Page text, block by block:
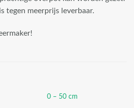
tegen meerprijs leverbaar.
0 – 50 cm